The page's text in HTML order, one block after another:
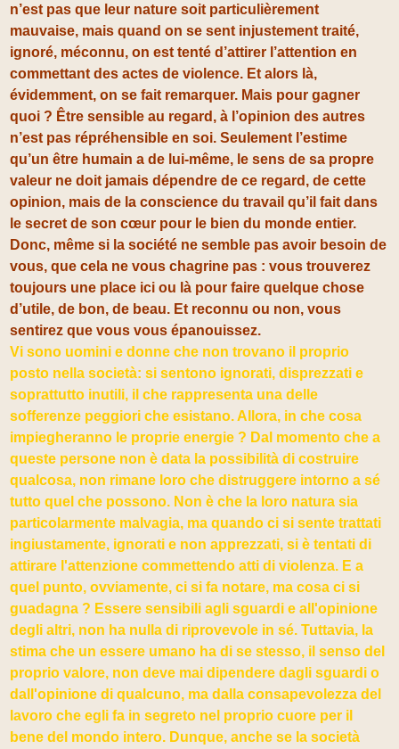
n’est pas que leur nature soit particulièrement
mauvaise, mais quand on se sent injustement traité,
ignoré, méconnu, on est tenté d’attirer l’attention en
commettant des actes de violence. Et alors là,
évidemment, on se fait remarquer. Mais pour gagner
quoi ? Être sensible au regard, à l’opinion des autres
n’est pas répréhensible en soi. Seulement l’estime
qu’un être humain a de lui-même, le sens de sa propre
valeur ne doit jamais dépendre de ce regard, de cette
opinion, mais de la conscience du travail qu’il fait dans
le secret de son cœur pour le bien du monde entier.
Donc, même si la société ne semble pas avoir besoin de
vous, que cela ne vous chagrine pas : vous trouverez
toujours une place ici ou là pour faire quelque chose
d’utile, de bon, de beau. Et reconnu ou non, vous
sentirez que vous vous épanouissez.
Vi sono uomini e donne che non trovano il proprio
posto nella società: si sentono ignorati, disprezzati e
soprattutto inutili, il che rappresenta una delle
sofferenze peggiori che esistano. Allora, in che cosa
impiegheranno le proprie energie ? Dal momento che a
queste persone non è data la possibilità di costruire
qualcosa, non rimane loro che distruggere intorno a sé
tutto quel che possono. Non è che la loro natura sia
particolarmente malvagia, ma quando ci si sente trattati
ingiustamente, ignorati e non apprezzati, si è tentati di
attirare l'attenzione commettendo atti di violenza. E a
quel punto, ovviamente, ci si fa notare, ma cosa ci si
guadagna ? Essere sensibili agli sguardi e all'opinione
degli altri, non ha nulla di riprovevole in sé. Tuttavia, la
stima che un essere umano ha di se stesso, il senso del
proprio valore, non deve mai dipendere dagli sguardi o
dall'opinione di qualcuno, ma dalla consapevolezza del
lavoro che egli fa in segreto nel proprio cuore per il
bene del mondo intero. Dunque, anche se la società